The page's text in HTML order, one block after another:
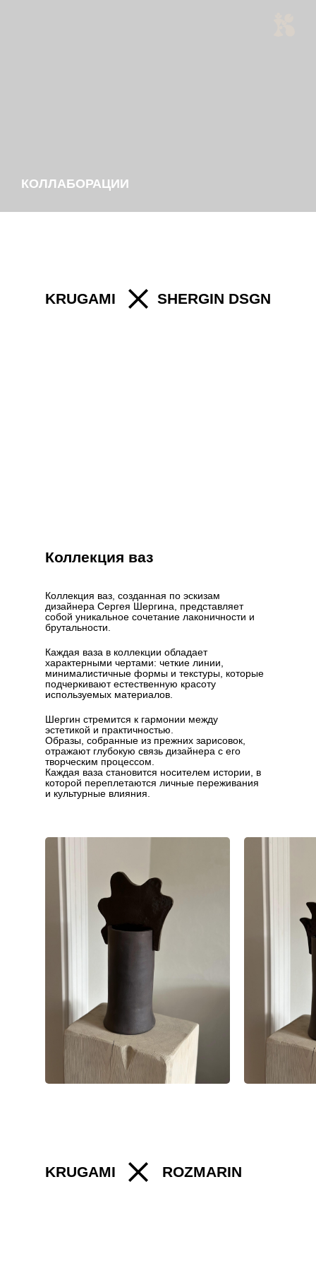
КОЛЛАБОРАЦИИ
SHERGIN DSGN
KRUGAMI
Коллекция ваз
Шергин стремится к гармонии между
эстетикой и практичностью.
Образы, собранные из прежних зарисовок,
отражают глубокую связь дизайнера с его
творческим процессом.
Каждая ваза становится носителем истории, в
которой переплетаются личные переживания
и культурные влияния.
Коллекция ваз, созданная по эскизам
дизайнера Сергея Шергина, представляет
собой уникальное сочетание лаконичности и
брутальности.
Каждая ваза в коллекции обладает
характерными чертами: четкие линии,
минималистичные формы и текстуры, которые
подчеркивают естественную красоту
используемых материалов.
ROZMARIN
KRUGAMI